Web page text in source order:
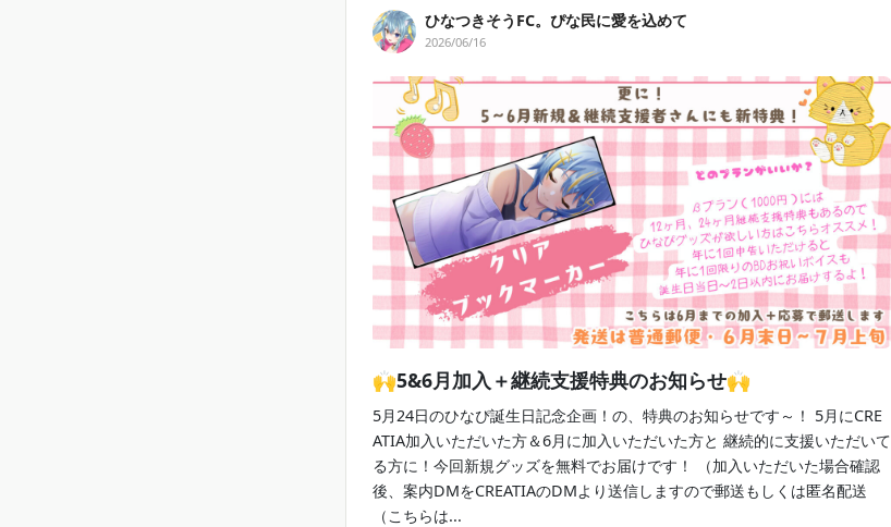
初回加入特典
FC限定ロゴ＆ひよこ缶バッジ
３カ月継続支援特典
FC限定オリジナルメンバーズカード！（お財布に入るクレカサイズ感）
βプランからは１２カ月継続特典もアリ✨
୨୧┈┈┈┈┈┈┈┈┈┈┈┈┈┈┈┈┈୨୧
ディスコ―ドファン鯖に参加される方はこちらの記事から！
https://frontier.creatia.cc/fanclubs/2403/posts/23276
リンク切れを起こしていた場合はコメントかDMにてお知らせください！
୨୧┈┈┈┈┈┈┈┈┈┈┈┈┈┈┈┈┈୨୧
CREATIA内に記載されている記事や音源、画像等を
外部に漏洩する行為は厳禁です。
問題を発見した場合CREATIAだけでなく外部のアプリ等でもブロック対
応とさせていただく可能性があります。ご了承ください。
ひなつきそうFC。ぴな民に愛を込めて
2026/06/16
🙌5&6月加入＋継続支援特典のお知らせ🙌
5月24日のひなぴ誕生日記念企画！の、特典のお知らせです～！ 5月にCRE
ATIA加入いただいた方＆6月に加入いただいた方と 継続的に支援いただいて
る方に！今回新規グッズを無料でお届けです！ （加入いただいた場合確認
後、案内DMをCREATIAのDMより送信しますので郵送もしくは匿名配送
（こちらは...